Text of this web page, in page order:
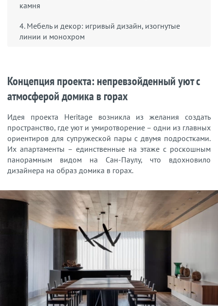
камня
4. Мебель и декор: игривый дизайн, изогнутые
линии и монохром
Концепция проекта: непревзойденный уют с
атмосферой домика в горах
Идея проекта Heritage возникла из желания создать
пространство, где уют и умиротворение – одни из главных
ориентиров для супружеской пары с двумя подростками.
Их апартаменты – единственные на этаже с роскошным
панорамным видом на Сан-Паулу, что вдохновило
дизайнера на образ домика в горах.